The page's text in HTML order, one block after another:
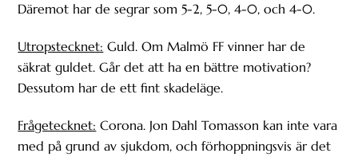
Däremot har de segrar som 5-2, 5-0, 4-0, och 4-0.
Utropstecknet: Guld. Om Malmö FF vinner har de
säkrat guldet. Går det att ha en bättre motivation?
Dessutom har de ett fint skadeläge.
Frågetecknet: Corona. Jon Dahl Tomasson kan inte vara
med på grund av sjukdom, och förhoppningsvis är det